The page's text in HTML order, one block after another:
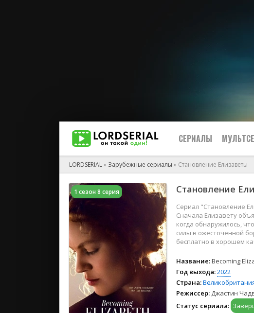
СЕРИАЛЫ
2026
2025
2024
2023
2022
LORDSERIAL» Зарубежные сериалы » Становление Елизаветы
Становление
Сериал "Становление
Сначала Елизавету
когда обнаружилось,
силы в ожесточенной
бесплатно в хорошем
Название:Becoming
Год выхода:2022
Страна:
Режиссер: Джастин
Статус сериала:
1 сезон 8 серия